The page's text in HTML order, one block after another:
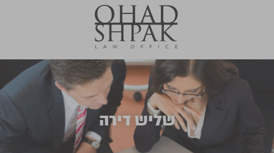
שליש דירה